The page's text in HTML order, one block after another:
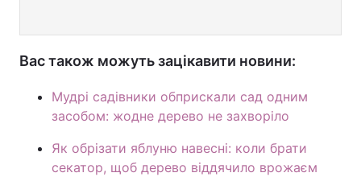
Вас також можуть зацікавити новини:
Мудрі садівники обприскали сад одним
засобом: жодне дерево не захворіло
Як обрізати яблуню навесні: коли брати
секатор, щоб дерево віддячило врожаєм